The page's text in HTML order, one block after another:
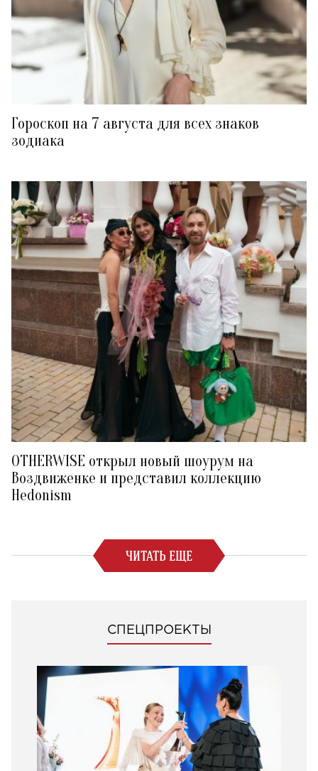
Гороскоп на 7 августа для всех знаков
зодиака
OTHERWISE открыл новый шоурум на
Воздвиженке и представил коллекцию
Hedonism
ЧИТАТЬ ЕЩЕ
СПЕЦПРОЕКТЫ